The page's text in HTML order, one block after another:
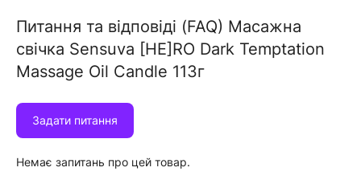
Питання та відповіді (FAQ) Масажна
свічка Sensuva [HE]RO Dark Temptation
Massage Oil Candle 113г
Задати питання
Немає запитань про цей товар.